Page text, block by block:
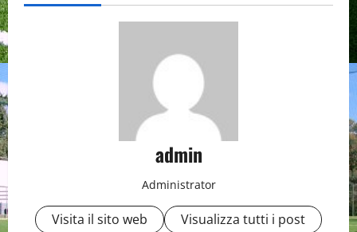
admin
Administrator
Visita il sito web Visualizza tutti i post